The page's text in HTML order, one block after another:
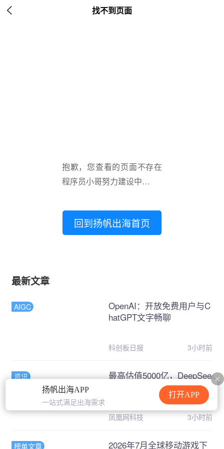
扬帆出海APP
一站式满足出海需求
打开APP
 找不到页面
抱歉，您查看的页面不存在
程序员小哥努力建设中…
回到扬帆出海首页
最新文章
AIGC
OpenAI：开放免费用户与C
hatGPT文字畅聊
科创板日报 3小时前
资讯
最高估值5000亿，DeepSee
k和Kimi被抢疯了
凤凰网科技 3小时前
榜单文章 2026年7月全球移动游戏下